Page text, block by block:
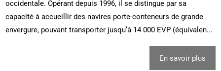
occidentale. Opérant depuis 1996, il se distingue par sa
capacité à accueillir des navires porte-conteneurs de grande
envergure, pouvant transporter jusqu’à 14 000 EVP (équivalen...
En savoir plus